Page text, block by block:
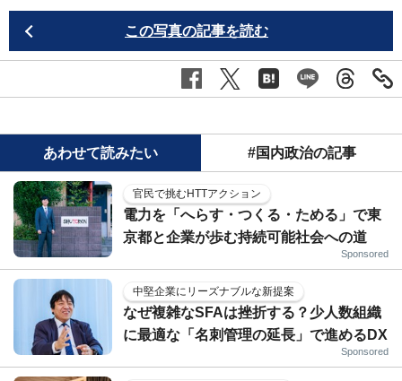
この写真の記事を読む
あわせて読みたい #国内政治の記事
官民で挑むHTTアクション
電力を「へらす・つくる・ためる」で東
京都と企業が歩む持続可能社会への道
Sponsored
中堅企業にリーズナブルな新提案
なぜ複雑なSFAは挫折する？少人数組織
に最適な「名刺管理の延長」で進めるDX
Sponsored